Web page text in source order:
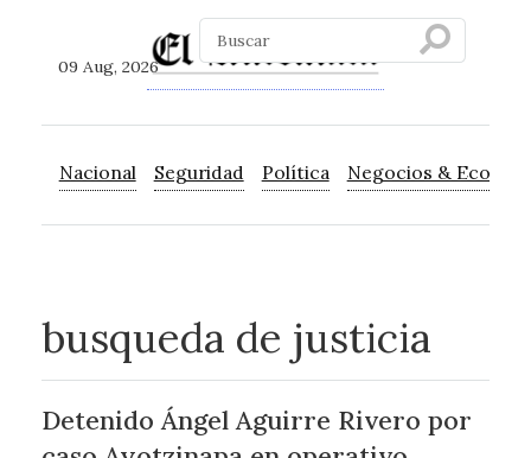
09 Aug, 2026
Nacional Seguridad Política Negocios &
busqueda de justicia
Detenido Ángel Aguirre Rivero por